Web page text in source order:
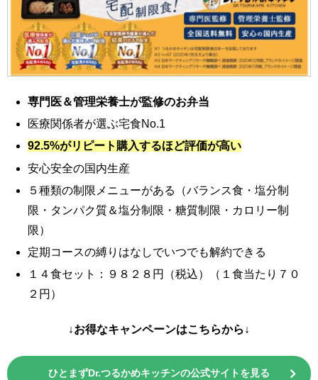
専門医＆管理栄養士が監修のお弁当
医療関係者が選ぶ宅食No.1
92.5%がリピート購入するほど評価が高い
安心安全の国内生産
５種類の制限メニューがある（バランス食・塩分制
限・タンパク質＆塩分制限・糖質制限・カロリー制
限）
定期コースの縛りはなしでいつでも解約できる
１４食セット：９８２８円（税込）（１食当たり７０
２円）
↓お得なキャンペーンはこちらから↓
ひとまずDr.つるかめキッチンの公式サイトを見る